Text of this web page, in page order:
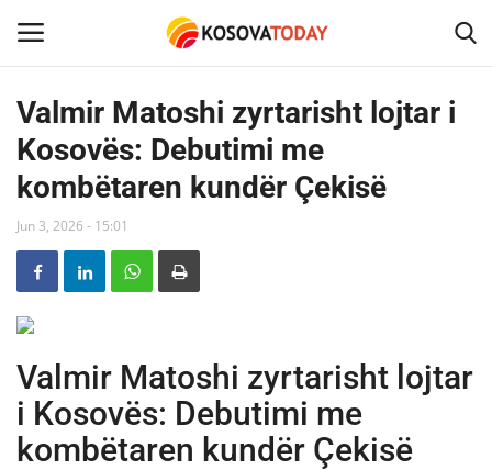
Home
KOSOVA
SHQIPERIA
MAQEDONIA
SHOWBIZ
BOTA
Valmir Matoshi zyrtarisht lojtar i
Kosovës: Debutimi me
kombëtaren kundër Çekisë
Jun 3, 2026 - 15:01
Valmir Matoshi zyrtarisht lojtar
i Kosovës: Debutimi me
kombëtaren kundër Çekisë